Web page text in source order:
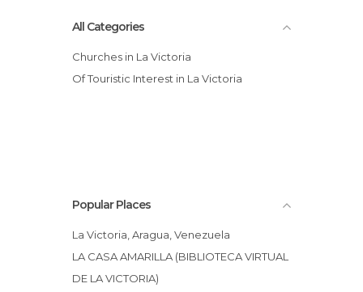
All Categories
Churches in La Victoria
Of Touristic Interest in La Victoria
Popular Places
La Victoria, Aragua, Venezuela
LA CASA AMARILLA (BIBLIOTECA VIRTUAL
DE LA VICTORIA)